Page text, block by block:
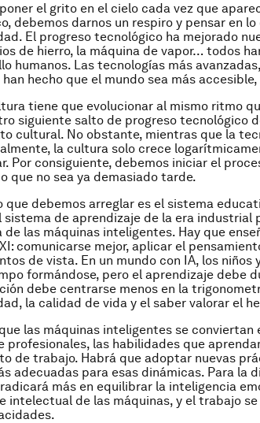
el grito en el cielo cada vez que
debemos darnos un respiro y pensar en
El progreso tecnológico ha mejorado
de hierro, la máquina de vapor… todos
humanos. Las tecnologías más
hecho que el mundo sea más
tiene que evolucionar al mismo ritmo
siguiente salto de progreso tecnológico
cultural. No obstante, mientras que la
la cultura solo crece
Por consiguiente, debemos iniciar el
que no sea ya demasiado tarde.
que debemos arreglar es el sistema
sistema de aprendizaje de la era industrial
de las máquinas inteligentes. Hay que
comunicarse mejor, aplicar el
de vista. En un mundo con IA, los niños
formándose, pero el aprendizaje debe
debe centrarse menos en la
la calidad de vida y el saber valorar el
las máquinas inteligentes se
profesionales, las habilidades que
de trabajo. Habrá que adoptar nuevas
adecuadas para esas dinámicas. Para la
más en equilibrar la inteligencia
intelectual de las máquinas, y el trabajo